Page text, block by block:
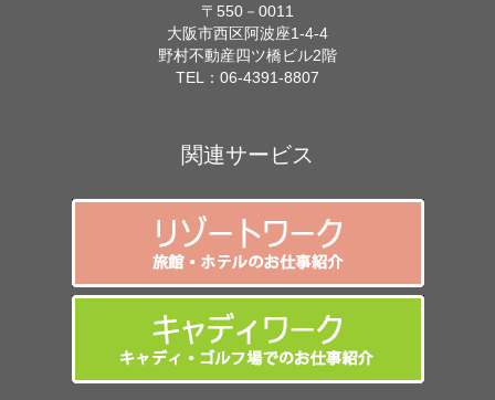
〒550－0011
大阪市西区阿波座1-4-4
野村不動産四ツ橋ビル2階
TEL： 06-4391-8807
関連サービス